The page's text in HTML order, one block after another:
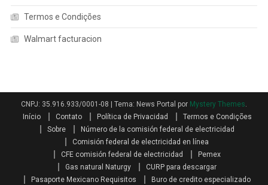
Termos e Condições
Walmart facturacion
CNPJ: 35.916.933/0001-08 Tema: News Portal por Mystery Themes.
Início
Contato Política de Privacidad
Termos e Condições
Sobre
Número de la comisión federal de electricidad
Comisión federal de electricidad en línea
CFE comisión federal de electricidad
Pemex
Gas natural Naturgy
CURP para descargar
Pasaporte Mexicano Requisitos
Buro de credito especializado